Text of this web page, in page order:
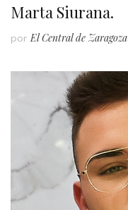
Marta Siurana.
por El Central de Zaragoza